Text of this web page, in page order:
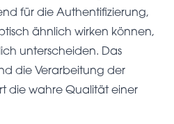
für die Authentifizierung,
ähnlich wirken können,
unterscheiden. Das
die Verarbeitung der
die wahre Qualität einer